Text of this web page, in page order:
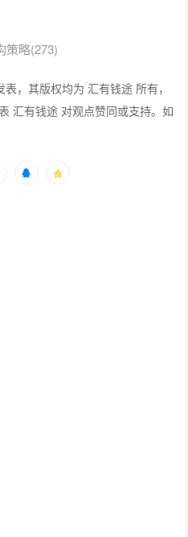
策略(273)
表，其版权均为 汇有钱途 所有，
汇有钱途 对观点赞同或支持。如